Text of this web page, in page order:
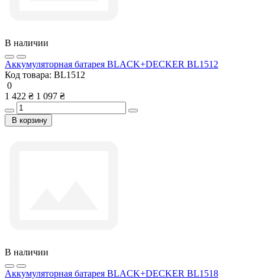
В наличии
Аккумуляторная батарея BLACK+DECKER BL1512
Код товара: BL1512
0
1 422 ₴ 1 097 ₴
В корзину
В наличии
Аккумуляторная батарея BLACK+DECKER BL1518